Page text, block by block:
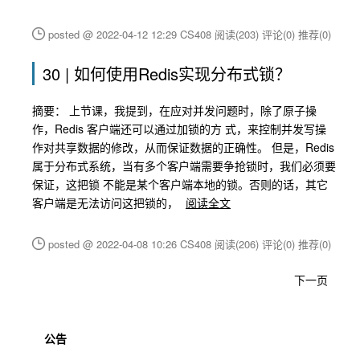
posted @ 2022-04-12 12:29 CS408 阅读(203) 评论(0) 推荐(0)
30 | 如何使用Redis实现分布式锁？
摘要： 上节课，我提到，在应对并发问题时，除了原子操
作，Redis 客户端还可以通过加锁的方 式，来控制并发写操
作对共享数据的修改，从而保证数据的正确性。 但是，Redis
属于分布式系统，当有多个客户端需要争抢锁时，我们必须要
保证，这把锁 不能是某个客户端本地的锁。否则的话，其它
客户端是无法访问这把锁的，
阅读全文
posted @ 2022-04-08 10:26 CS408 阅读(206) 评论(0) 推荐(0)
下一页
公告